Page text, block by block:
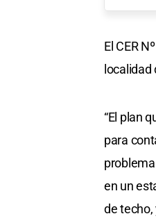
El CER
localidad
“El plan
para
en un
de techo,